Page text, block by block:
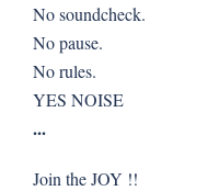
No soundcheck.
No pause.
No rules.
YES NOISE
...
Join the JOY !!